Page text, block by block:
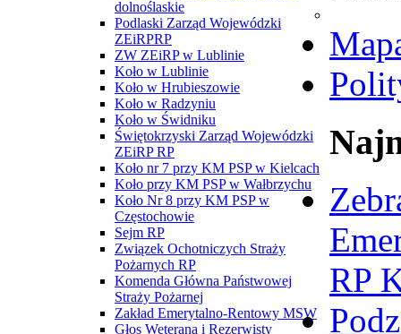
dolnoślaskie
Podlaski Zarząd Wojewódzki
ZEiRPRP
ZW ZEiRP w Lublinie
Koło w Lublinie
Koło w Hrubieszowie
Koło w Radzyniu
Koło w Świdniku
Świętokrzyski Zarząd Wojewódzki
ZEiRP RP
Koło nr 7 przy KM PSP w Kielcach
Koło przy KM PSP w Wałbrzychu
Koło Nr 8 przy KM PSP w
Częstochowie
Sejm RP
Związek Ochotniczych Straży
Pożarnych RP
Komenda Główna Państwowej
Straży Pożarnej
Zakład Emerytalno-Rentowy MSW
Głos Weterana i Rezerwisty
RP